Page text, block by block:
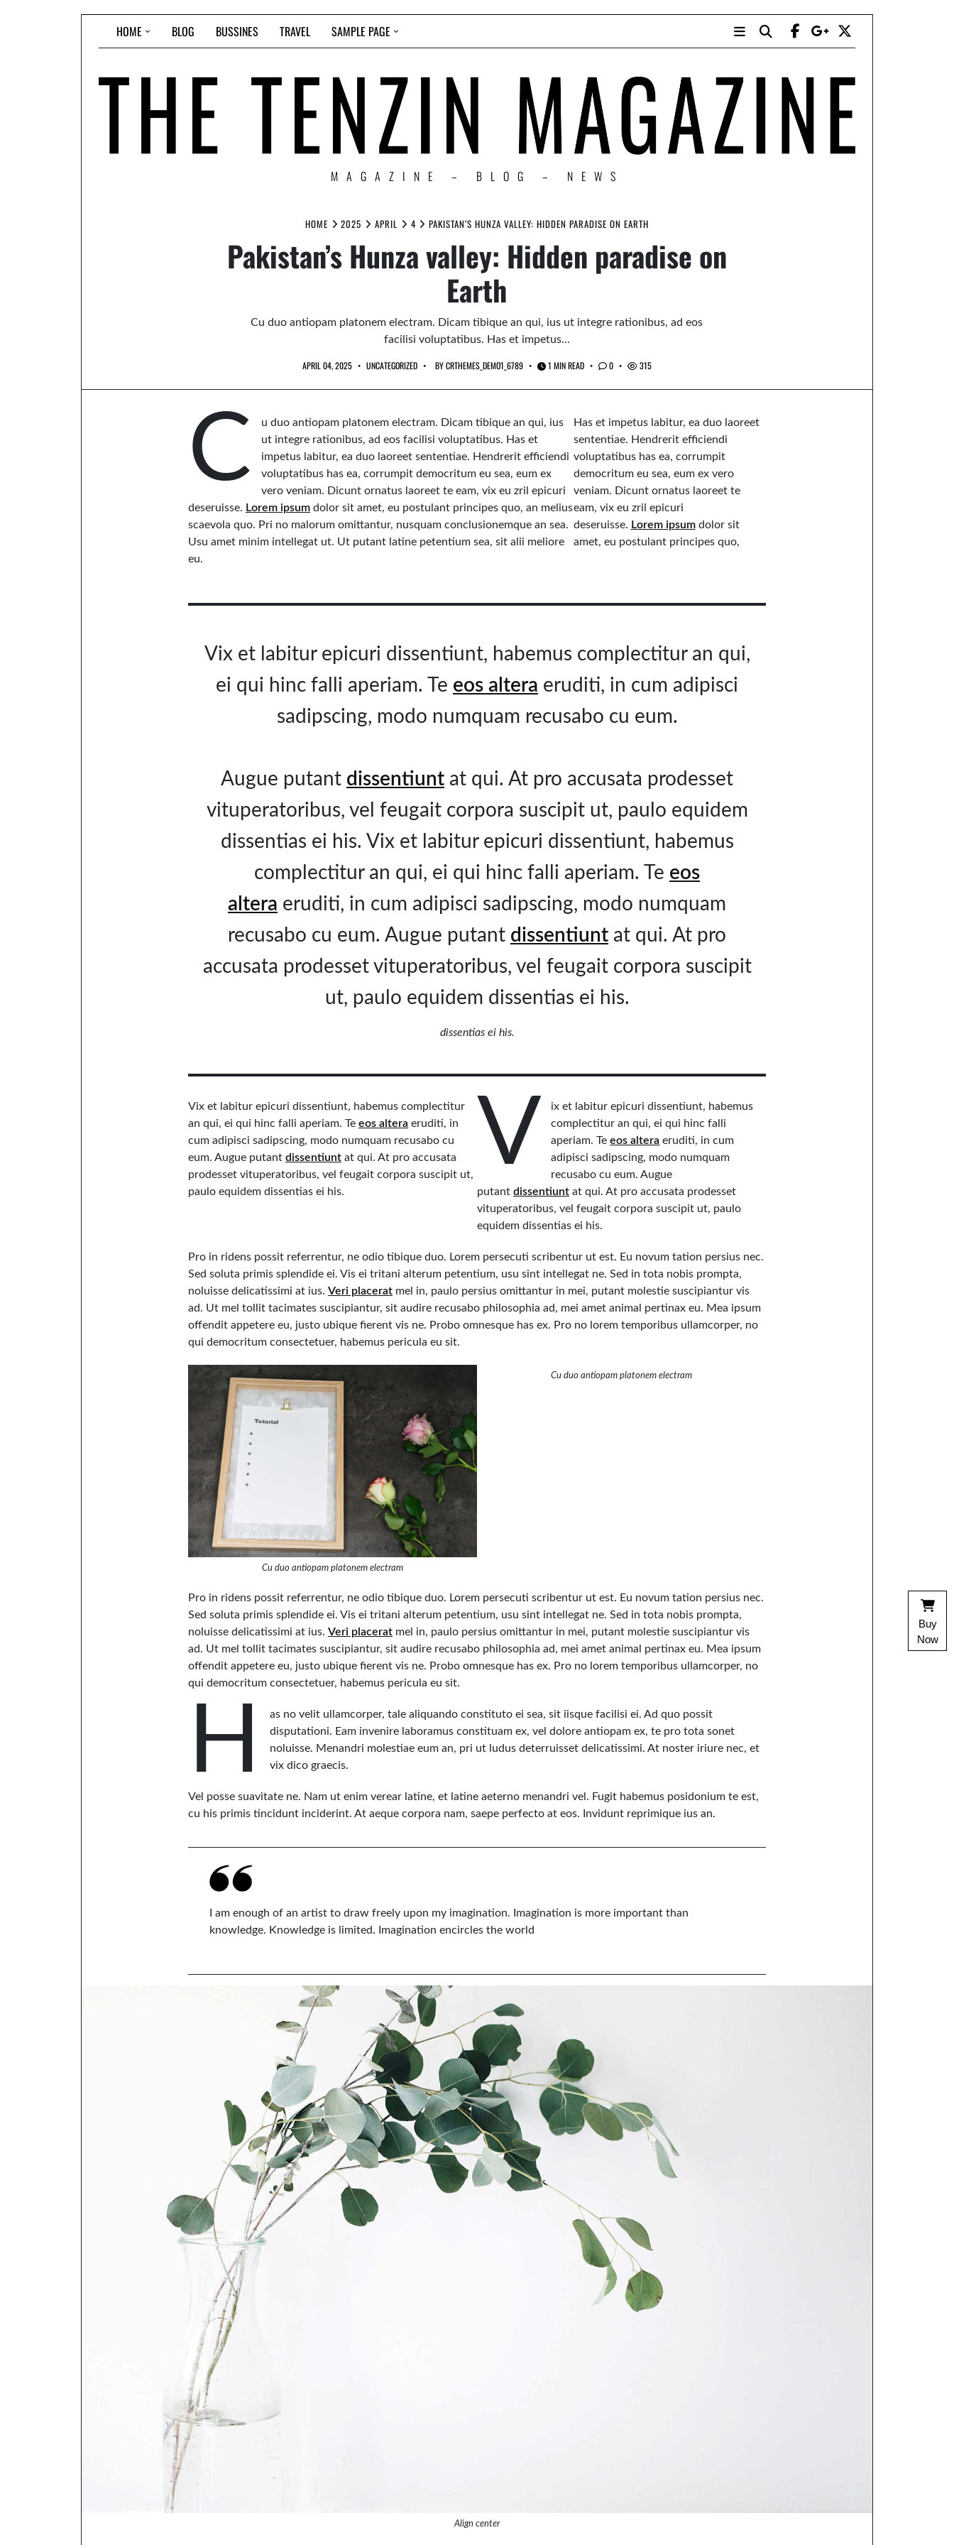
HOME BLOG BUSSINES TRAVEL SAMPLE PAGE
MAGAZINE – BLOG – NEWS
HOME 2025 APRIL 4 PAKISTAN’S HUNZA VALLEY: HIDDEN PARADISE ON EARTH
Pakistan’s Hunza valley: Hidden paradise on
Earth
Cu duo antiopam platonem electram. Dicam tibique an qui, ius ut integre rationibus, ad eos
facilisi voluptatibus. Has et impetus…
APRIL 04, 2025 UNCATEGORIZED BYCRTHEMES_DEMO1_6789 1 MIN READ 0 315
C
u duo antiopam platonem electram. Dicam tibique an qui, ius
ut integre rationibus, ad eos facilisi voluptatibus. Has et
impetus labitur, ea duo laoreet sententiae. Hendrerit efficiendi
voluptatibus has ea, corrumpit democritum eu sea, eum ex
vero veniam. Dicunt ornatus laoreet te eam, vix eu zril epicuri
deseruisse. Lorem ipsum dolor sit amet, eu postulant principes quo, an melius
scaevola quo. Pri no malorum omittantur, nusquam conclusionemque an sea.
Usu amet minim intellegat ut. Ut putant latine petentium sea, sit alii meliore
eu.
Has et impetus labitur, ea duo laoreet
sententiae. Hendrerit efficiendi
voluptatibus has ea, corrumpit
democritum eu sea, eum ex vero
veniam. Dicunt ornatus laoreet te
eam, vix eu zril epicuri
deseruisse. Lorem ipsumdolor sit
amet, eu postulant principes quo,
Vix et labitur epicuri dissentiunt, habemus complectitur an qui,
ei qui hinc falli aperiam. Te eos altera eruditi, in cum adipisci
sadipscing, modo numquam recusabo cu eum.
Augue putant dissentiunt at qui. At pro accusata prodesset
vituperatoribus, vel feugait corpora suscipit ut, paulo equidem
dissentias ei his. Vix et labitur epicuri dissentiunt, habemus
complectitur an qui, ei qui hinc falli aperiam. Te eos
altera eruditi, in cum adipisci sadipscing, modo numquam
recusabo cu eum. Augue putant dissentiunt at qui. At pro
accusata prodesset vituperatoribus, vel feugait corpora suscipit
ut, paulo equidem dissentias ei his.
dissentias ei his.
Vix et labitur epicuri dissentiunt, habemus complectitur
an qui, ei qui hinc falli aperiam. Te eos altera eruditi, in
cum adipisci sadipscing, modo numquam recusabo cu
eum. Augue putant dissentiunt at qui. At pro accusata
prodesset vituperatoribus, vel feugait corpora suscipit ut,
paulo equidem dissentias ei his.
V
ix et labitur epicuri dissentiunt, habemus
complectitur an qui, ei qui hinc falli
aperiam. Teeos altera eruditi, in cum
adipisci sadipscing, modo numquam
recusabo cu eum. Augue
putant dissentiunt at qui. At pro accusata prodesset
vituperatoribus, vel feugait corpora suscipit ut, paulo
equidem dissentias ei his.
Pro in ridens possit referrentur, ne odio tibique duo. Lorem persecuti scribentur ut est. Eu novum tation persius nec.
Sed soluta primis splendide ei. Vis ei tritani alterum petentium, usu sint intellegat ne. Sed in tota nobis prompta,
noluisse delicatissimi at ius. Veri placerat mel in, paulo persius omittantur in mei, putant molestie suscipiantur vis
ad. Ut mel tollit tacimates suscipiantur, sit audire recusabo philosophia ad, mei amet animal pertinax eu. Mea ipsum
offendit appetere eu, justo ubique fierent vis ne. Probo omnesque has ex. Pro no lorem temporibus ullamcorper, no
qui democritum consectetuer, habemus pericula eu sit.
Cu duo antiopam platonem electram
Cu duo antiopam platonem electram
Pro in ridens possit referrentur, ne odio tibique duo. Lorem persecuti scribentur ut est. Eu novum tation persius nec.
Sed soluta primis splendide ei. Vis ei tritani alterum petentium, usu sint intellegat ne. Sed in tota nobis prompta,
noluisse delicatissimi at ius. Veri placerat mel in, paulo persius omittantur in mei, putant molestie suscipiantur vis
ad. Ut mel tollit tacimates suscipiantur, sit audire recusabo philosophia ad, mei amet animal pertinax eu. Mea ipsum
offendit appetere eu, justo ubique fierent vis ne. Probo omnesque has ex. Pro no lorem temporibus ullamcorper, no
qui democritum consectetuer, habemus pericula eu sit.
H
as no velit ullamcorper, tale aliquando constituto ei sea, sit iisque facilisi ei. Ad quo possit
disputationi. Eam invenire laboramus constituam ex, vel dolore antiopam ex, te pro tota sonet
noluisse. Menandri molestiae eum an, pri ut ludus deterruisset delicatissimi. At noster iriure nec, et
vix dico graecis.
Vel posse suavitate ne. Nam ut enim verear latine, et latine aeterno menandri vel. Fugit habemus posidonium te est,
cu his primis tincidunt inciderint. At aeque corpora nam, saepe perfecto at eos. Invidunt reprimique ius an.
I am enough of an artist to draw freely upon my imagination. Imagination is more important than
knowledge. Knowledge is limited. Imagination encircles the world
Align center
Buy
Now